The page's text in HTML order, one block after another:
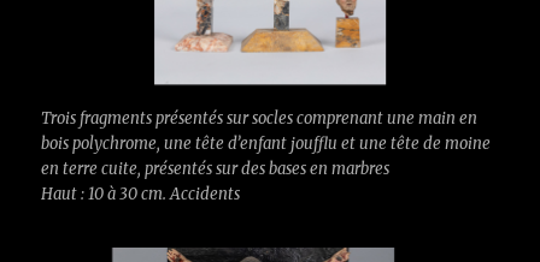
Trois fragments présentés sur socles comprenant une main en
bois polychrome, une tête d’enfant joufflu et une tête de moine
en terre cuite, présentés sur des bases en marbres
Haut : 10 à 30 cm. Accidents